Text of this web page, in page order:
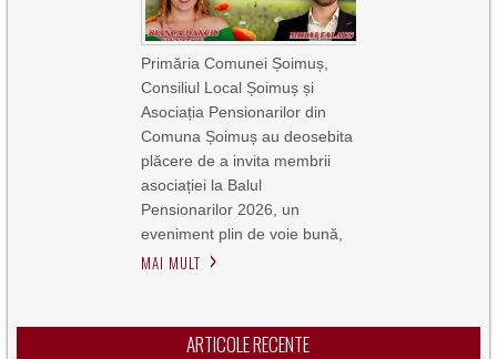
Primăria Comunei Șoimuș,
Consiliul Local Șoimuș și
Asociația Pensionarilor din
Comuna Șoimuș au deosebita
plăcere de a invita membrii
asociației la Balul
Pensionarilor 2026, un
eveniment plin de voie bună,
MAI MULT
ARTICOLE RECENTE